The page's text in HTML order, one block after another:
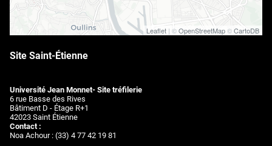
Leaflet | ©OpenStreetMap©CartoDB
Site Saint-Étienne
Université Jean Monnet- Site tréfilerie
6 rue Basse des Rives
Bâtiment D - Étage R+1
42023 Saint Étienne
Contact :
Noa Achour : (33) 4 77 42 19 81